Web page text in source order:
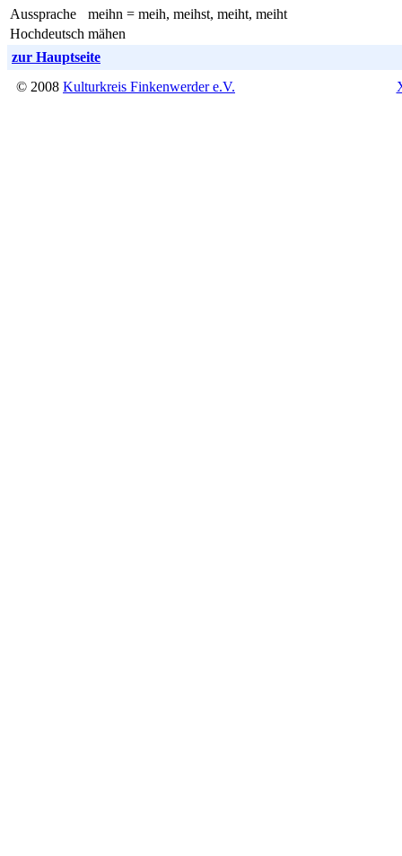
Aussprache
meihn = meih, meihst, meiht, meiht
Hochdeutsch mähen
zur Hauptseite
© 2008 Kulturkreis Finkenwerder e.V.